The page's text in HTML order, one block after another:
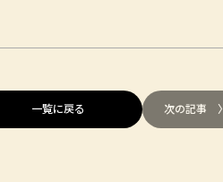
一覧に戻る 次の記事 〉